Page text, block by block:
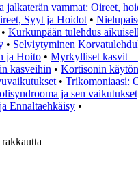
jalkaterän vammat: Oireet,
Syyt ja Hoidot •
• Kurkunpään tulehdus
• Selviytyminen
ja Hoito • Myrkylliset kasvit –
kasveihin • Kortisonin
• Trikomoniaasi:
ja sen vaikutukset
Ennaltaehkäisy •